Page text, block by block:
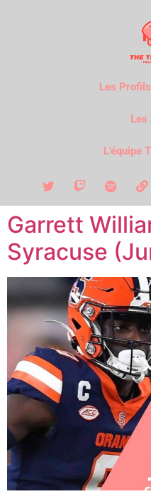
Les
Les
L'équipe
Garrett
Syracuse